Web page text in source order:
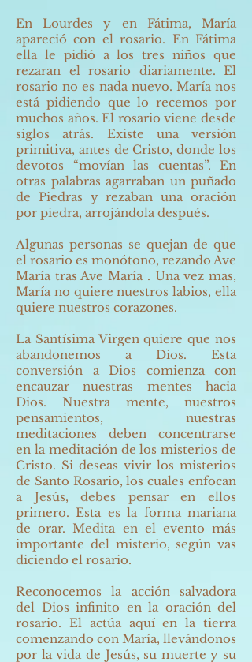
En Lourdes y en Fátima, María
apareció con el rosario. En Fátima
ella le pidió a los tres niños que
rezaran el rosario diariamente. El
rosario no es nada nuevo. María nos
está pidiendo que lo recemos por
muchos años. El rosario viene desde
siglos atrás. Existe una versión
primitiva, antes de Cristo, donde los
devotos “movían las cuentas”. En
otras palabras agarraban un puñado
de Piedras y rezaban una oración
por piedra, arrojándola después.
Algunas personas se quejan de que
el rosario es monótono, rezando Ave
María tras Ave María . Una vez mas,
María no quiere nuestros labios, ella
quiere nuestros corazones.
La Santísima Virgen quiere que nos
abandonemos a Dios. Esta
conversión a Dios comienza con
encauzar nuestras mentes hacia
Dios. Nuestra mente, nuestros
pensamientos, nuestras
meditaciones deben concentrarse
en la meditación de los misterios de
Cristo. Si deseas vivir los misterios
de Santo Rosario, los cuales enfocan
a Jesús, debes pensar en ellos
primero. Esta es la forma mariana
de orar. Medita en el evento más
importante del misterio, según vas
diciendo el rosario.
Reconocemos la acción salvadora
del Dios infinito en la oración del
rosario. El actúa aquí en la tierra
comenzando con María, llevándonos
por la vida de Jesús, su muerte y su